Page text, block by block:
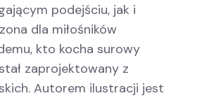
podejściu, jak i
dla miłośników
kto kocha surowy
zaprojektowany z
Autorem ilustracji jest